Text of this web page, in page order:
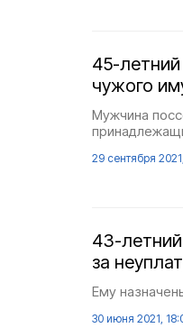
45-летний
чужого
Мужчина
29 сентября
43-
за
Ему
30 июня 2021,